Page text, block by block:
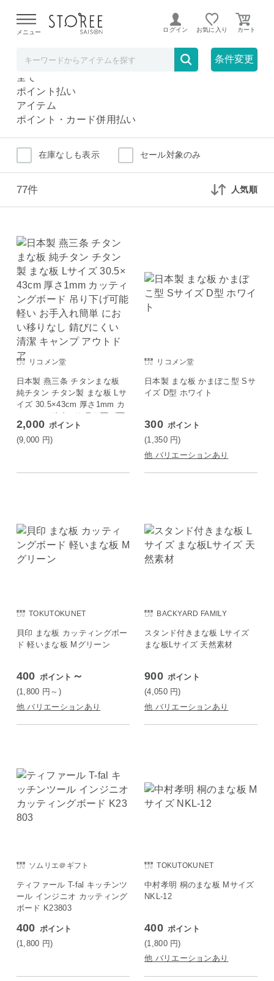
よる配送遅延が発生しております。
メニュー ログイン お気に入り
条件変更
まな板・カッティングボード
まな板・カッティングボード
全て
ポイント払い
アイテム
ポイント・カード併用払い
在庫なしも表示 セール対象のみ
77件 人気順
リコメン堂
日本製 燕三条 チタンまな板
純チタン チタン製 まな板 Lサ
イズ 30.5×43cm 厚さ1mm カ
ッティングボード 吊り下げ可
能 軽い お手入れ簡単 におい
移りなし 錆びにくい 清潔 キ
2,000 ポイント
(9,000 円)
リコメン堂
日本製 まな板 かまぼこ型 Sサ
イズ D型 ホワイト
300 ポイント
(1,350 円)
他 バリエーションあり
TOKUTOKUNET
貝印 まな板 カッティングボー
ド 軽いまな板 Mグリーン
400 ポイント ～
(1,800 円 ～)
他 バリエーションあり
BACKYARD FAMILY
スタンド付きまな板 Lサイズ
まな板Lサイズ 天然素材
900 ポイント
(4,050 円)
他 バリエーションあり
ソムリエ＠ギフト
ティファール T-fal キッチンツ
ール インジニオ カッティング
ボード K23803
400 ポイント
(1,800 円)
TOKUTOKUNET
中村孝明 桐のまな板 Mサイズ
NKL-12
400 ポイント
(1,800 円)
他 バリエーションあり